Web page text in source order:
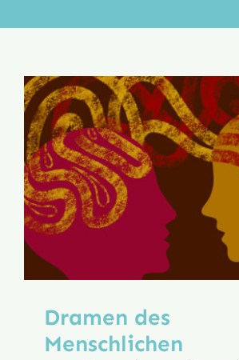
Aktion
Dramen des
Menschlichen